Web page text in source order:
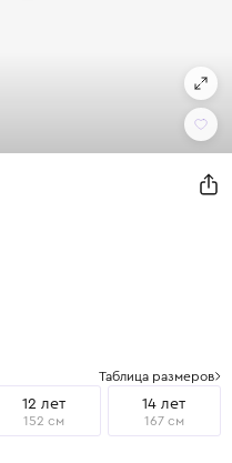
Таблица размеров
12 лет
152 см
14 лет
167 см